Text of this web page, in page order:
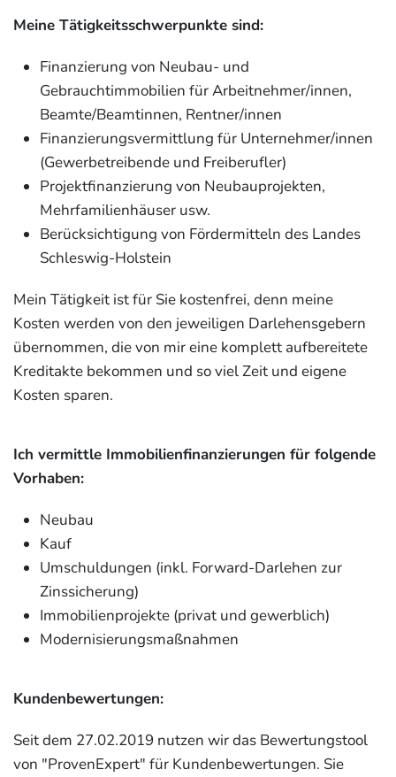
Meine Tätigkeitsschwerpunkte sind:
Finanzierung von Neubau- und
Gebrauchtimmobilien für Arbeitnehmer/innen,
Beamte/Beamtinnen, Rentner/innen
Finanzierungsvermittlung für Unternehmer/innen
(Gewerbetreibende und Freiberufler)
Projektfinanzierung von Neubauprojekten,
Mehrfamilienhäuser usw.
Berücksichtigung von Fördermitteln des Landes
Schleswig-Holstein
Mein Tätigkeit ist für Sie kostenfrei, denn meine
Kosten werden von den jeweiligen Darlehensgebern
übernommen, die von mir eine komplett aufbereitete
Kreditakte bekommen und so viel Zeit und eigene
Kosten sparen.
Ich vermittle Immobilienfinanzierungen für folgende
Vorhaben:
Neubau
Kauf
Umschuldungen (inkl. Forward-Darlehen zur
Zinssicherung)
Immobilienprojekte (privat und gewerblich)
Modernisierungsmaßnahmen
Kundenbewertungen:
Seit dem 27.02.2019 nutzen wir das Bewertungstool
von "ProvenExpert" für Kundenbewertungen. Sie